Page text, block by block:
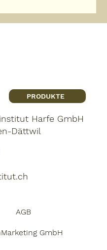
Harfe GmbH
Dättwil
PRODUKTE
AGB
GmbH